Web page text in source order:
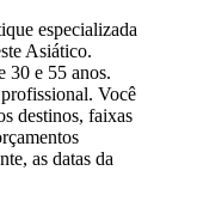
especializada
Asiático.
30 e 55 anos.
Você
destinos, faixas
as datas da